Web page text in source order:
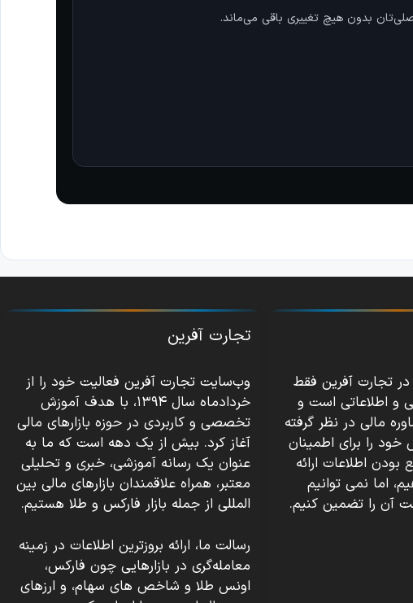
بدون هیچ تغییری باقی می‌ماند.
در تجارت آفرین فقط
و اطلاعاتی است و
مالی در نظر گرفته
را برای اطمینان
اطلاعات ارائه
اما نمی توانیم
آن را تضمین کنیم.
تجارت آفرین
وب‌سایت تجارت آفرین فعالیت خود را از
خردادماه سال ۱۳۹۴، با هدف آموزش
تخصصی و کاربردی در حوزه بازارهای مالی
آغاز کرد. بیش از یک دهه است که ما به
عنوان یک رسانه آموزشی، خبری و تحلیلی
معتبر، همراه علاقمندان بازارهای مالی بین
المللی از جمله بازار فارکس و طلا هستیم.
رسالت ما، ارائه بروزترین اطلاعات در زمینه
معامله‌گری در بازارهایی چون فارکس،
اونس طلا و شاخص های سهام، و ارزهای